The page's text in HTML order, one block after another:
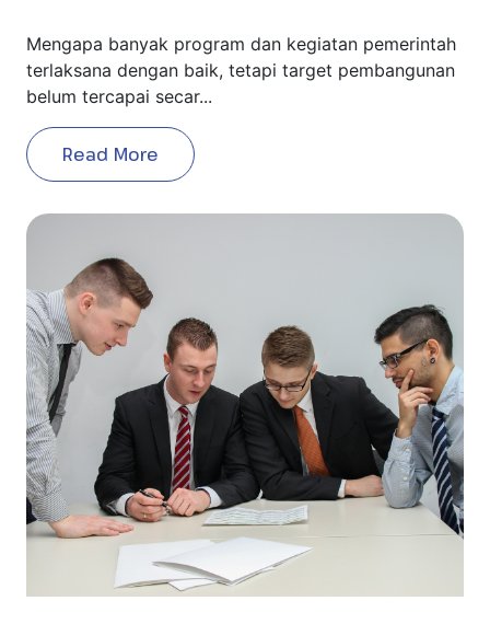
Mengapa banyak program dan kegiatan pemerintah
terlaksana dengan baik, tetapi target pembangunan
belum tercapai secar...
Read More